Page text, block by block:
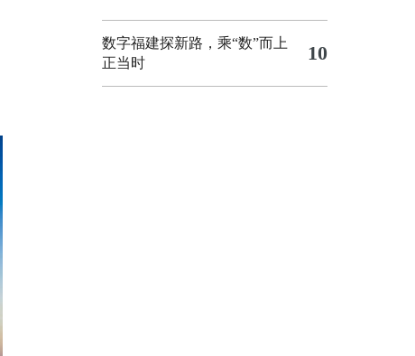
数字福建探新路，乘“数”而上
正当时
10